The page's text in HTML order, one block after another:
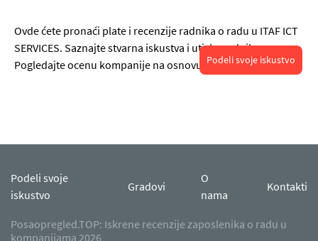
Ovde ćete pronaći plate i recenzije radnika o radu u ITAF ICT
SERVICES. Saznajte stvarna iskustva i utiske radnika.
Pogledajte ocenu kompanije na osnovu recenzija.Podeli svoje iskustvo
Podeli svoje
iskustvo
Gradovi
O
nama
Kontakti
Posaopregled.TOP: Iskrene recenzije zaposlenika o radu u
kompanijama 2026